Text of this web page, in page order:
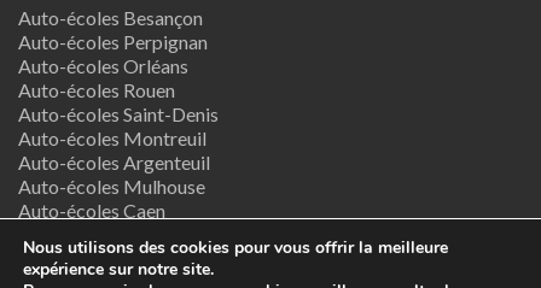
Auto-écoles Besançon
Auto-écoles Perpignan
Auto-écoles Orléans
Auto-écoles Rouen
Auto-écoles Saint-Denis
Auto-écoles Montreuil
Auto-écoles Argenteuil
Auto-écoles Mulhouse
Auto-écoles Caen
Termes & Conditions
Nous utilisons des cookies pour vous offrir la meilleure
expérience sur notre site.